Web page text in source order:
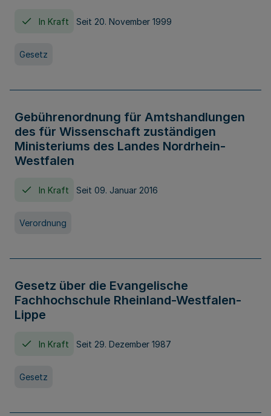
In Kraft Seit 20. November 1999
Gesetz
Gebührenordnung für Amtshandlungen
des für Wissenschaft zuständigen
Ministeriums des Landes Nordrhein-
Westfalen
In Kraft Seit 09. Januar 2016
Verordnung
Gesetz über die Evangelische
Fachhochschule Rheinland-Westfalen-
Lippe
In Kraft Seit 29. Dezember 1987
Gesetz